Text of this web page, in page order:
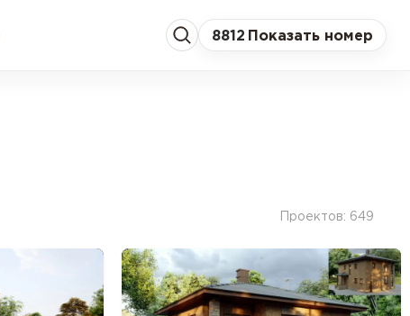
8812 Показать номер
Проектов: 649